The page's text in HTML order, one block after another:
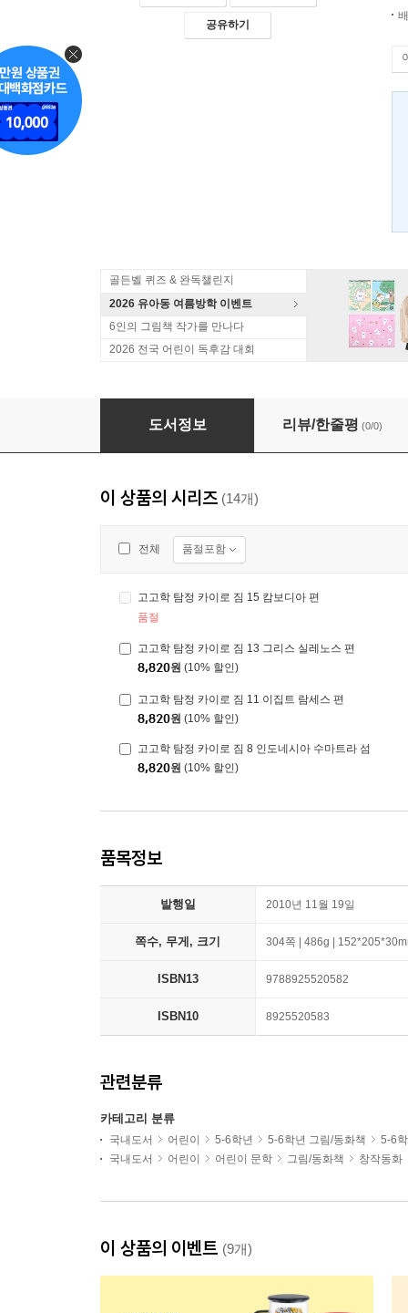
공유하기
골든벨 퀴즈 & 완독챌린지
2026 유아동 여름방학 이벤트
6인의 그림책 작가를 만나다
2026 전국 어린이 독후감 대회
고고학 탐정 카이로 짐 13 그리스 실레노스 편
도서정보 리뷰/한줄평 (0/0)
이 상품의 시리즈 (14개)
전체 품절포함
고고학 탐정 카이로 짐 15 캄보디아 편
품절
고고학 탐정 카이로 짐 13 그리스 실레노스 편
8,820원 (10% 할인)
고고학 탐정 카이로 짐 11 이집트 람세스 편
8,820원 (10% 할인)
고고학 탐정 카이로 짐 8 인도네시아 수마트라 섬
8,820원 (10% 할인)
품목정보
발행일 2010년 11월 19일
쪽수, 무게, 크기 304쪽 | 486g |
ISBN13 9788925520582
ISBN10 8925520583
관련분류
카테고리 분류
국내도서 어린이 5-6학년 5-6학년 그림/동화책
5-6
국내도서
어린이 어린이 문학 그림/동화책 창작동화
이 상품의 이벤트 (9개)